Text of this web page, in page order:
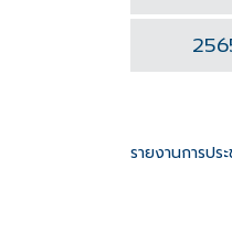
รายงานการป